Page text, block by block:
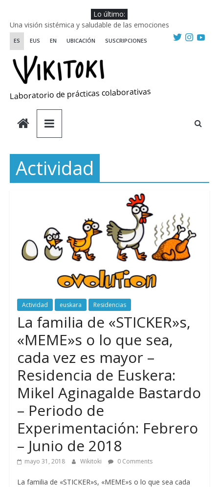
contenido
Lo último:
Una visión sistémica y saludable de las emociones
Investigando y haciendo desde-con las artes
WIKIRIKI ::: Convocatoria de residencias de investigación y
creación 2025
Escuela de Prácticas Transformadoras
ES EUS EN UBICACIÓN SUSCRIPCIONES
Laboratorio de prácticas colaborativas
Actividad
Actividad euskara Residencias
La familia de «STICKER»s,
«MEME»s o lo que sea,
cada vez es mayor –
Residencia de Euskera:
Mikel Aginagalde Bastardo
– Periodo de
Experimentación: Febrero
– Junio de 2018
mayo 31, 2018 Wikitoki 0 Comments
La familia de «STICKER»s, «MEME»s o lo que sea cada